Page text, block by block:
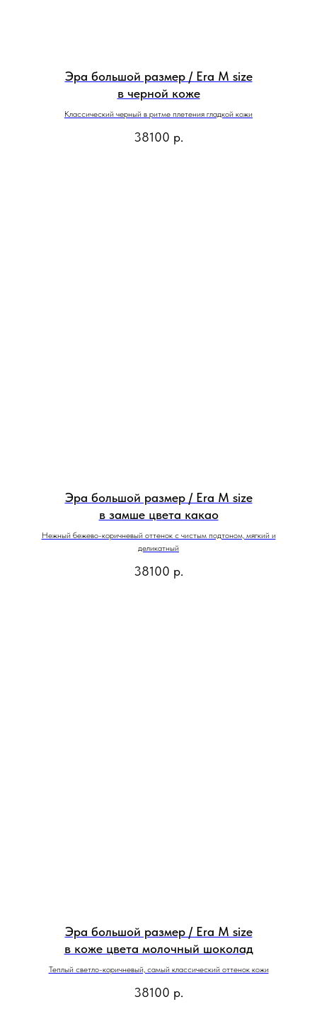
Эра большой размер / Era M size
в черной коже
Классический черный в ритме плетения гладкой кожи
38100 р.
Эра большой размер / Era M size
в замше цвета какао
Нежный бежево-коричневый оттенок с чистым подтоном, мягкий и
деликатный
38100 р.
Эра большой размер / Era M size
в коже цвета молочный шоколад
Теплый светло-коричневый, самый классический оттенок кожи
38100 р.